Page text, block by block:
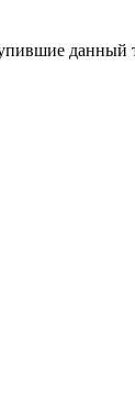
данный